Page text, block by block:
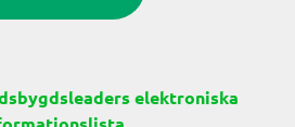
elektroniska